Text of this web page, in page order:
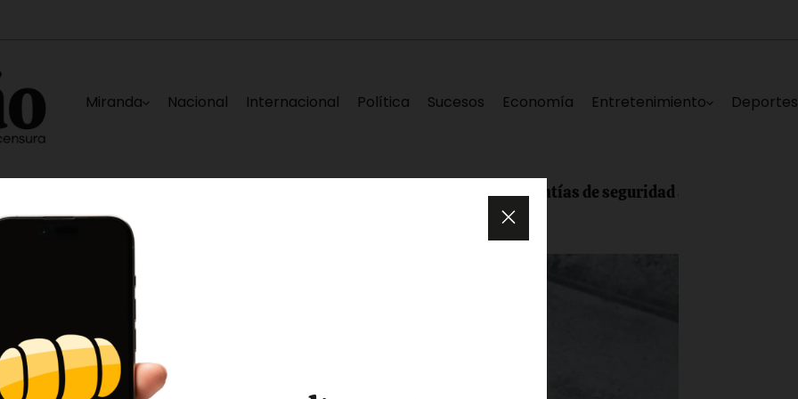
Miranda Nacional Internacional Política Sucesos Economía Entretenimiento Deportes
Docentes de Altos Mirandinos exigen garantías de seguridad antes del regreso a clases el